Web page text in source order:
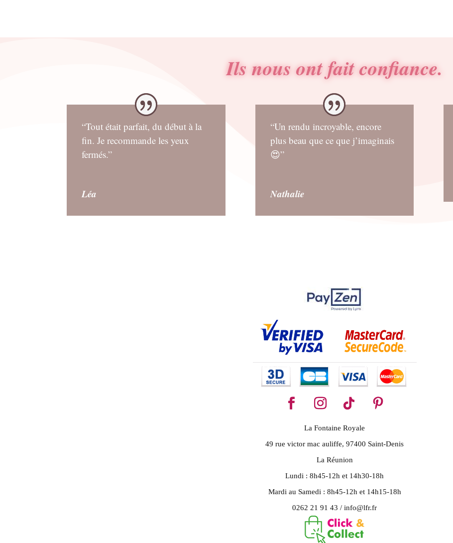
Ils nous ont fait confiance.
“Tout était parfait, du début à la
fin. Je recommande les yeux
fermés.”
Léa
“Un rendu incroyable, encore
plus beau que ce que j’imaginais
😍”
Nathalie
La Fontaine Royale
49 rue victor mac auliffe, 97400 Saint-Denis
La Réunion
Lundi : 8h45-12h et 14h30-18h
Mardi au Samedi : 8h45-12h et 14h15-18h
0262 21 91 43 / info@lfr.fr